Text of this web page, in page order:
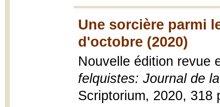
Une sorcière parmi
d'octobre (2020)
Nouvelle édition revue
felquistes: Journal de
Scriptorium, 2020, 318